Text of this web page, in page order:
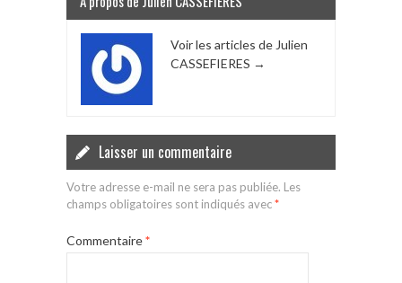
Voir les articles de Julien
CASSEFIERES →
Laisser un commentaire
Votre adresse e-mail ne sera pas publiée. Les
champs obligatoires sont indiqués avec*
Commentaire*